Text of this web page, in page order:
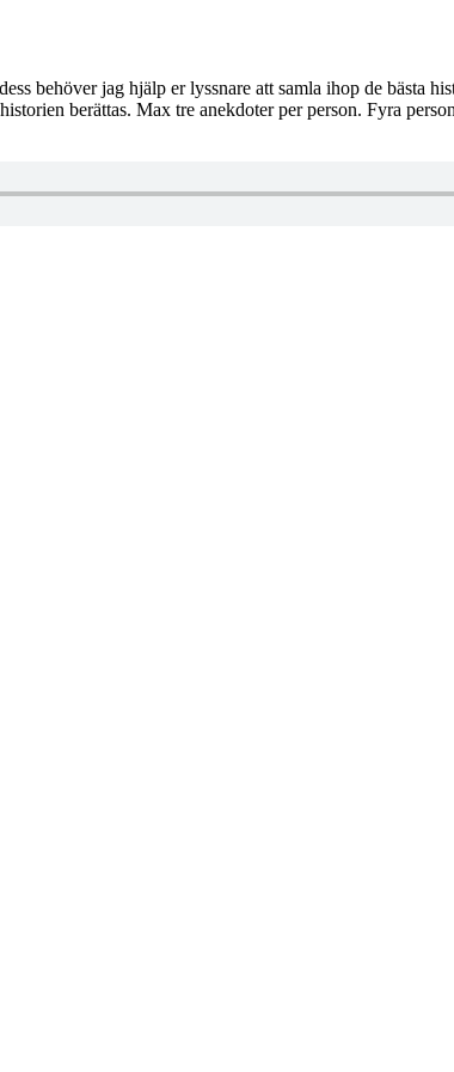
behöver jag hjälp er lyssnare att samla ihop de bästa
berättas. Max tre anekdoter per person. Fyra